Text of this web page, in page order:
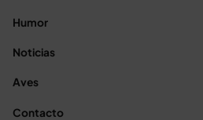
Humor
Noticias
Aves
Contacto